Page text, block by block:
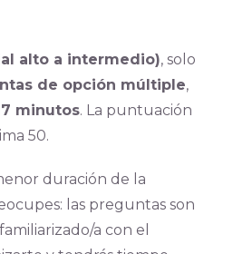
alto a intermedio), solo
de opción múltiple,
minutos. La puntuación
50.
duración de la
las preguntas son
a con el